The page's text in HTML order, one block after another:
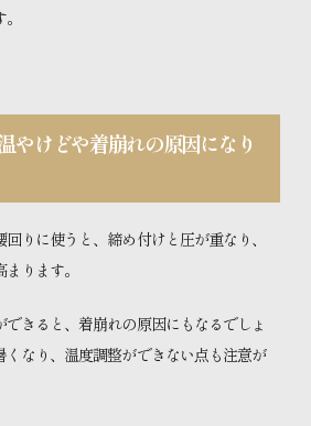
やけどや着崩れの原因になり
りに使うと、締め付けと圧が重なり、
ります。
きると、着崩れの原因にもなるでしょ
くなり、温度調整ができない点も注意が